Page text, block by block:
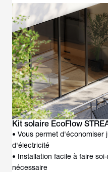
Kit solaire EcoFlow
• Vous permet
d'électricité
• Installation facile à faire
nécessaire